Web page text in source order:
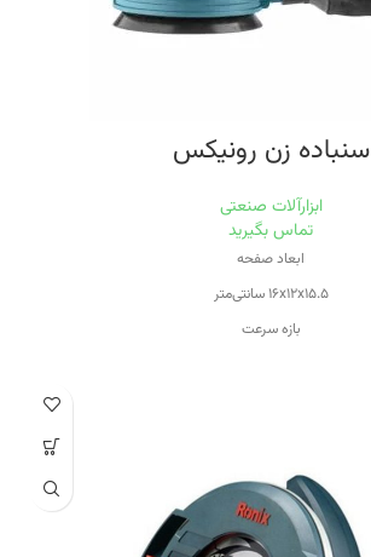
سنباده زن رونیکس
ابزارآلات صنعتی
تماس بگیرید
ابعاد صفحه
۱۶x۱۲x۱۵.۵ سانتی‌متر
بازه سرعت
حداکثر سرعت
۱۲۰۰
اقلام همراه